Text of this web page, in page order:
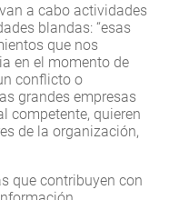
a cabo actividades
blandas: “esas
que nos
en el momento de
conflicto o
grandes empresas
competente, quieren
de la organización,
que contribuyen con